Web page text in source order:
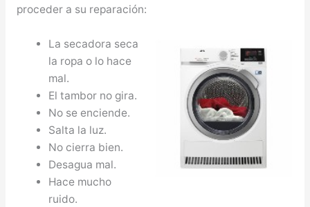
proceder a su reparación:
La secadora seca
la ropa o lo hace
mal.
El tambor no gira.
No se enciende.
Salta la luz.
No cierra bien.
Desagua mal.
Hace mucho
ruido.